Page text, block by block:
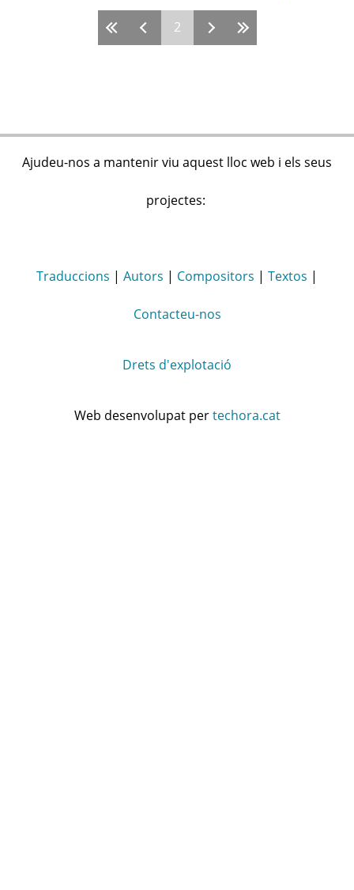
2
Ajudeu-nos a mantenir viu aquest lloc web i els seus
projectes:
Traduccions | Autors | Compositors | Textos |
Contacteu-nos
Drets d'explotació
Web desenvolupat pertechora.cat